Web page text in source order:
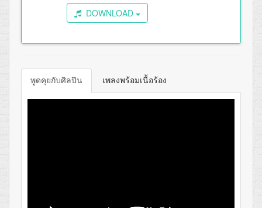
DOWNLOAD
พูดคุยกับศิลปิน เพลงพร้อมเนื้อร้อง